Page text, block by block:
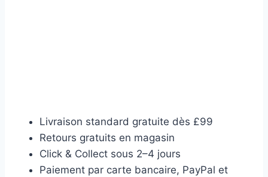
Livraison standard gratuite dès £99
Retours gratuits en magasin
Click & Collect sous 2–4 jours
Paiement par carte bancaire, PayPal et